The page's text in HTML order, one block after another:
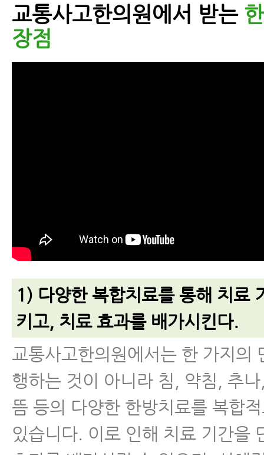
교통사고한의원에서 받는
장점
1) 다양한 복합치료를 통해 치료
키고, 치료 효과를 배가시킨다.
교통사고한의원에서는 한 가지의
행하는 것이 아니라 침, 약침, 추
뜸 등의 다양한 한방치료를 복합
있습니다. 이로 인해 치료 기간을